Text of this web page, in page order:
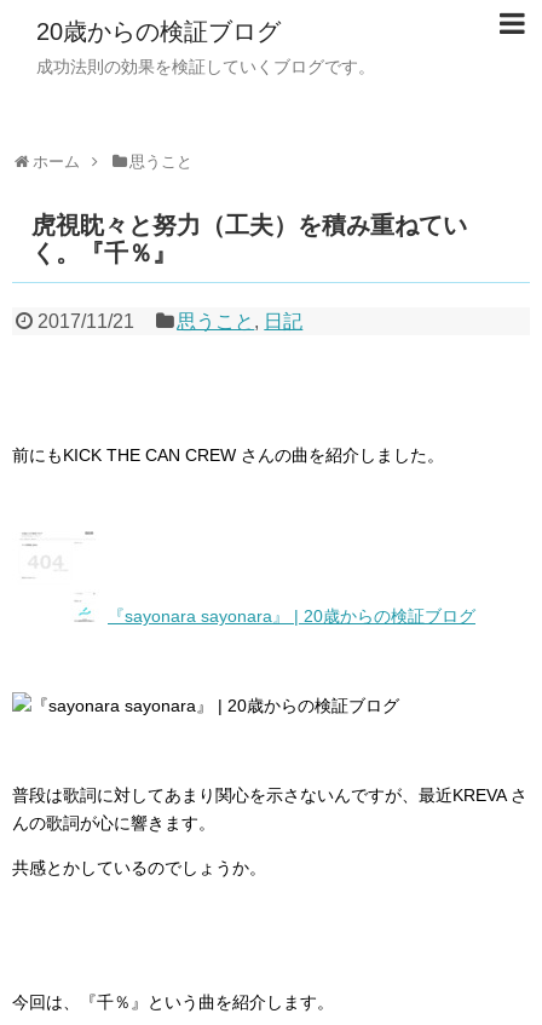
20歳からの検証ブログ
成功法則の効果を検証していくブログです。
ホーム 思うこと
虎視眈々と努力（工夫）を積み重ねてい
く。『千％』
2017/11/21 思うこと , 日記
前にもKICK THE CAN CREW さんの曲を紹介しました。
『sayonara sayonara』 | 20歳からの検証ブログ
普段は歌詞に対してあまり関心を示さないんですが、最近KREVA さ
んの歌詞が心に響きます。
共感とかしているのでしょうか。
今回は、『千％』という曲を紹介します。